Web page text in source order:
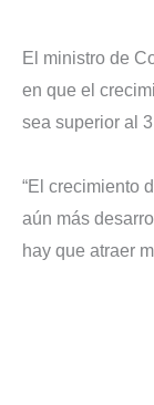
El ministro de
en que el
sea superior al
“El crecimiento
aún más
hay que atraer